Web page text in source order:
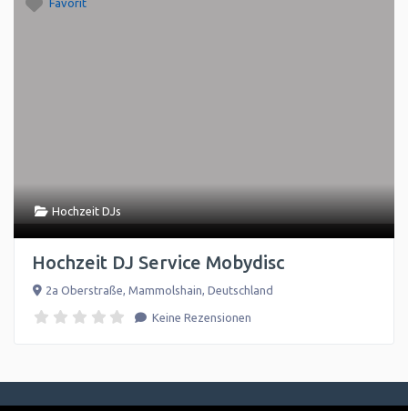
Favorit
Hochzeit DJs
Hochzeit DJ Service Mobydisc
2a Oberstraße, Mammolshain, Deutschland
Keine Rezensionen